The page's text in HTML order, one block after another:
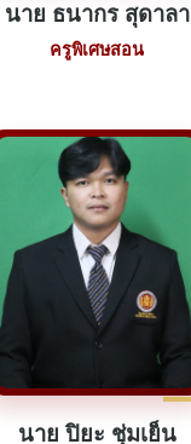
นาย ธนากร สุดาลา
ครูพิเศษสอน
นาย ปิยะ ชุ่มเย็น